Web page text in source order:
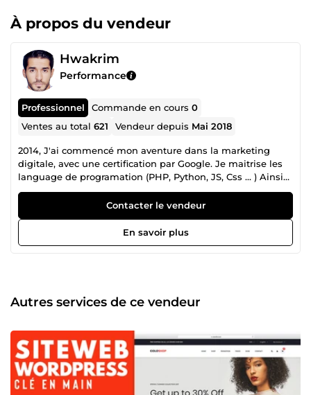
À propos du vendeur
Hwakrim
Performance
Professionnel Commande en cours0
Ventes au total621 Vendeur depuis Mai 2018
2014, J'ai commencé mon aventure dans la marketing
digitale, avec une certification par Google. Je maitrise les
language de programation (PHP, Python, JS, Css ... ) Ainsi
que le Web design, je réalise des sites web SUPER
Professionnels, 100% Responsives et Sécurisés qui vont
vous aider à générer des ventes, des leads. 7 Ans
d'éxperience comme un WebMaster, je gére plusieur sites
web pour garder leurs bon classement sur Google.
Contacter le vendeur
En savoir plus
Autres services de ce vendeur